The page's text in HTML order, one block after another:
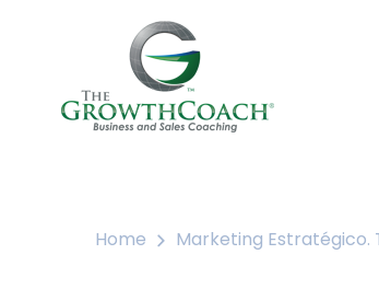
Home Marketing Estratégico.